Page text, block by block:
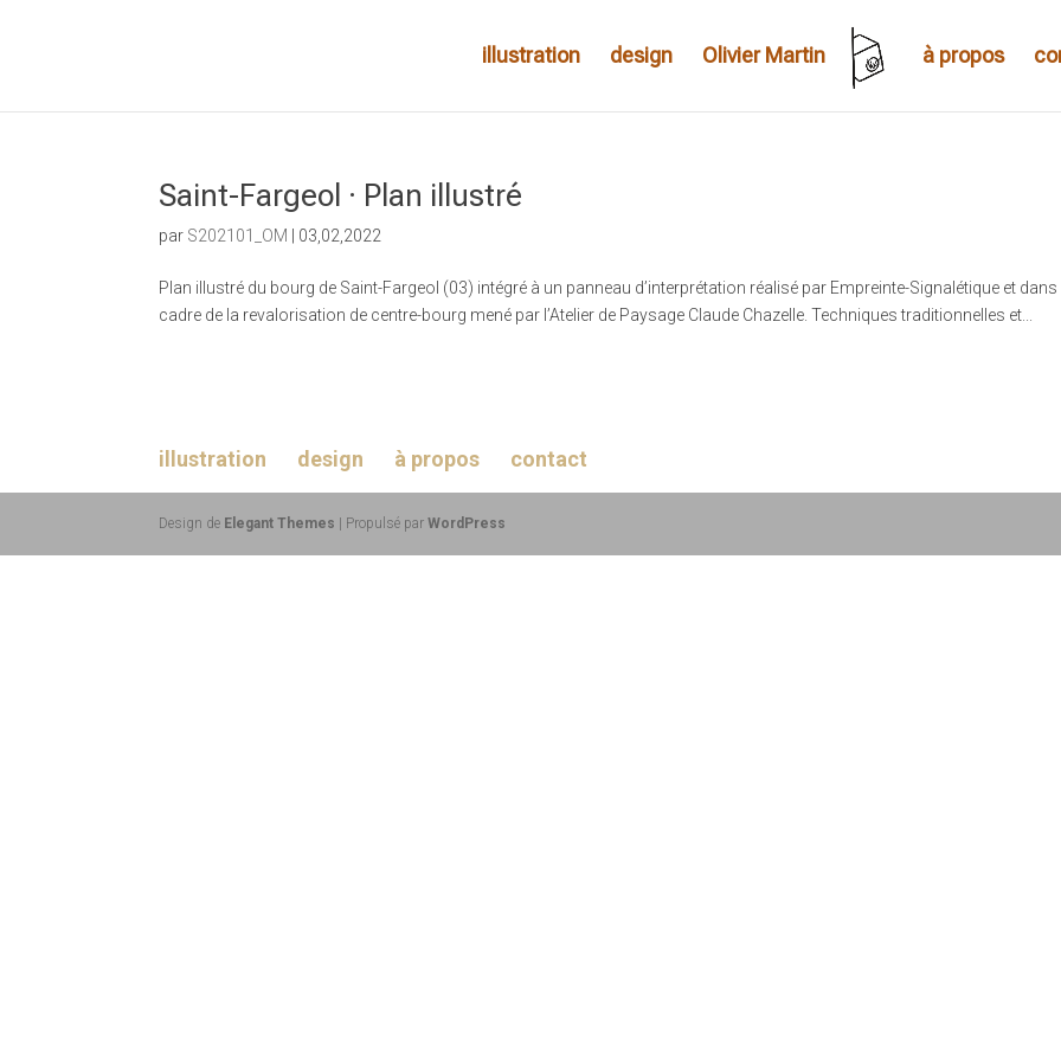
illustration design Olivier Martin à propos
Saint-Fargeol · Plan illustré
par S202101_OM 03,02,2022
Plan illustré du bourg de Saint-Fargeol (03) intégré à un panneau d’interprétation réalisé par Empreinte-Signalétique et dans
cadre de la revalorisation de centre-bourg mené par l’Atelier de Paysage Claude Chazelle. Techniques traditionnelles et...
illustration design à propos contact
Design de Elegant Themes | Propulsé parWordPress